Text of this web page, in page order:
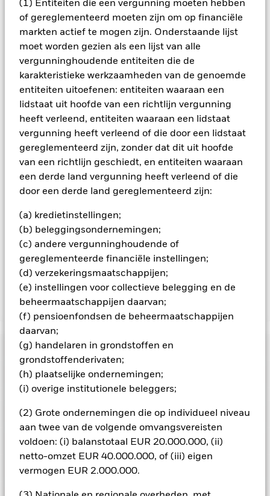
(1) Entiteiten die een vergunning moeten hebben
of gereglementeerd moeten zijn om op financiële
markten actief te mogen zijn. Onderstaande lijst
moet worden gezien als een lijst van alle
vergunninghoudende entiteiten die de
karakteristieke werkzaamheden van de genoemde
entiteiten uitoefenen: entiteiten waaraan een
lidstaat uit hoofde van een richtlijn vergunning
heeft verleend, entiteiten waaraan een lidstaat
vergunning heeft verleend of die door een lidstaat
gereglementeerd zijn, zonder dat dit uit hoofde
van een richtlijn geschiedt, en entiteiten waaraan
een derde land vergunning heeft verleend of die
door een derde land gereglementeerd zijn:
(a) kredietinstellingen;
(b) beleggingsondernemingen;
(c) andere vergunninghoudende of
gereglementeerde financiële instellingen;
(d) verzekeringsmaatschappijen;
(e) instellingen voor collectieve belegging en de
beheermaatschappijen daarvan;
(f) pensioenfondsen de beheermaatschappijen
daarvan;
(g) handelaren in grondstoffen en
grondstoffenderivaten;
(h) plaatselijke ondernemingen;
(i) overige institutionele beleggers;
(2) Grote ondernemingen die op individueel niveau
aan twee van de volgende omvangsvereisten
voldoen: (i) balanstotaal EUR 20.000.000, (ii)
netto-omzet EUR 40.000.000, of (iii) eigen
vermogen EUR 2.000.000.
het rendement van beleggingen kunnen dalen en stijgen, en
zijn niet gegarandeerd. Beleggers verliezen mogelijk hun
oorspronkelijke inleg.
Belangrijke informatie:
De waarde van uw belegging en de
gegenereerde inkomsten kunnen fluctueren en het is niet
zeker dat u uw oorspronkelijke inleg terugontvangt.
Alle aandelenklassen met valutahedging van dit fonds
gebruik van derivaten voor een aandelenklasse kan een
potentieel besmettingsrisico (ook bekend als spill-over) voor
andere aandelenklassen in het fonds betekenen. De
beheermaatschappij van het fonds waarborgt dat er
geschikte procedures worden gebruikt om het
minimaliseren. Via het uitklapvakje direct onder de naam van
het fonds, kunt u een lijst van alle aandelenklassen in het
fonds bekijken – aandelenklassen met valutahedging worden
aangegeven door het woord 'Hedged' in de naam van de
aandelenklasse. Daarnaast is een volledige lijst van alle
aandelenklassen met valutahedging op aanvraag
verkrijgbaar bij de beheermaatschappij van het fonds.
iShares STOXX Europe 50 UCITS ETF
Risicometer
Performance
Grafiek
Volledige grafiek bekijken
Het beleggingsrisico is geconcentreerd in specifieke
sectoren, landen, valuta's of bedrijven. Dit betekent dat het
Fonds gevoeliger is voor lokale economische, markt-,
politieke, duurzaamheids- of regelgevingsgebeurtenissen.
De waarde van aandelen en aandelengerelateerde effecten
kan worden beïnvloed door dagelijkse schommelingen op de
aandelenmarkten. Tot de andere factoren die van invloed zijn,
belangrijke gebeurtenissen in de bedrijven.
Kerngegevens
per 05/aug/2026
Portefeuille kenmerken
Aantal posities
Geregistreerde locaties